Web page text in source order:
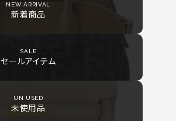
NEW ARRIVAL
新着商品
SALE
セールアイテム
UN USED
未使用品